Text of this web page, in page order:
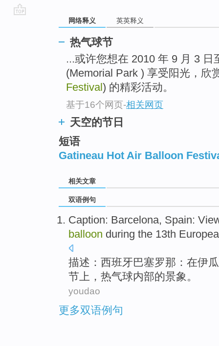
网络释义 英英释义
热气球节
...或许您想在 2010 年 9 月 3
(Memorial Park ) 享受阳光，欣
Festival) 的精彩活动。
基于16个网页-相关网页
天空的节日
短语
Gatineau Hot Air Balloon
相关文章
双语例句
Caption: Barcelona, Spain:
balloon during the 13th
描述 ： 西班牙巴塞罗那 ：在伊
节上， 热气球内部的景象。
youdao
更多双语例句